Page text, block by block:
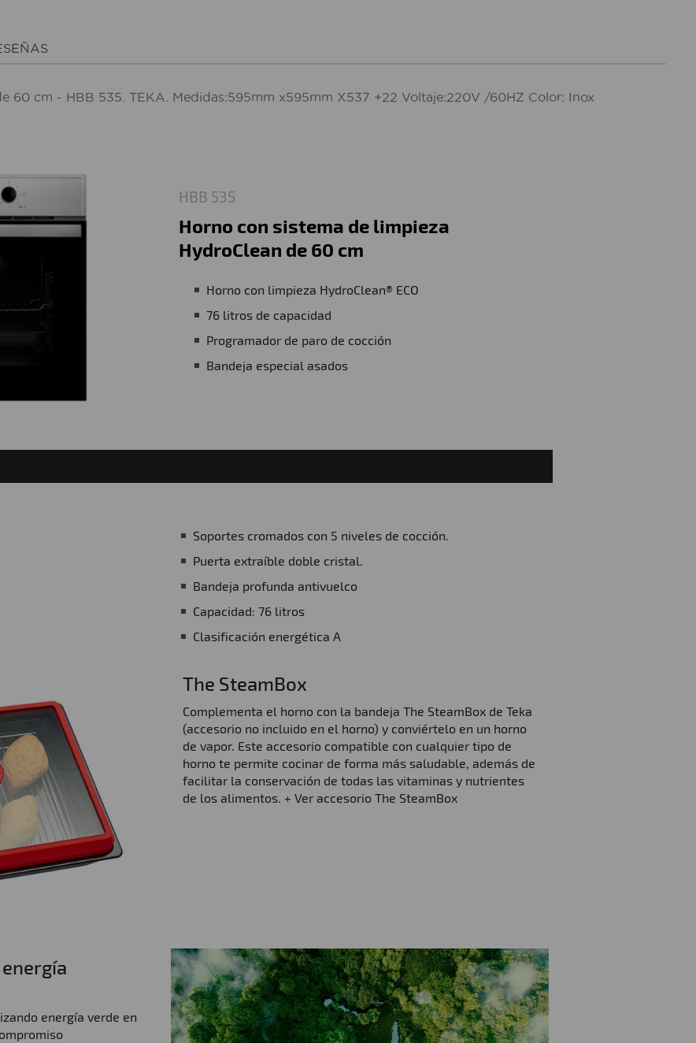
60 cm - HBB 535. TEKA. Medidas:595mm x595mm X537 +22 Voltaje:220V /60HZ Color: Inox
HBB 535
Horno con sistema de limpieza
HydroClean de 60 cm
Horno con limpieza HydroClean® ECO
76 litros de capacidad
Programador de paro de cocción
Bandeja especial asados
Soportes cromados con 5 niveles de cocción.
Puerta extraíble doble cristal.
Bandeja profunda antivuelco
Capacidad: 76 litros
Clasificación energética A
The SteamBox
Complementa el horno con la bandeja The SteamBox de Teka
(accesorio no incluido en el horno) y conviértelo en un horno
de vapor. Este accesorio compatible con cualquier tipo de
horno te permite cocinar de forma más saludable, además de
facilitar la conservación de todas las vitaminas y nutrientes
de los alimentos. + Ver accesorio The SteamBox
energía verde en